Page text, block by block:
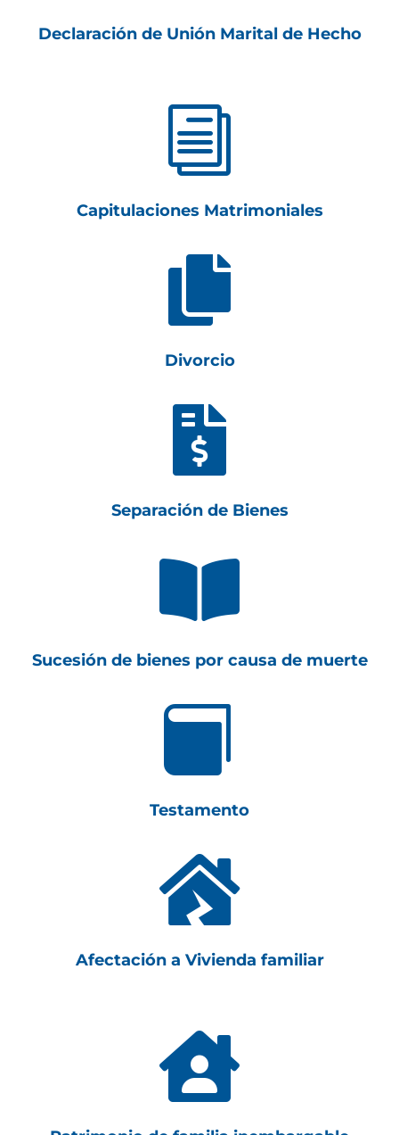
Declaración de Unión Marital de Hecho
i
Capitulaciones Matrimoniales

Divorcio

Separación de Bienes

Sucesión de bienes por causa de muerte

Testamento

Afectación a Vivienda familiar
